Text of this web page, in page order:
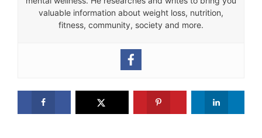
valuable information about weight loss, nutrition,
fitness, community, society and more.